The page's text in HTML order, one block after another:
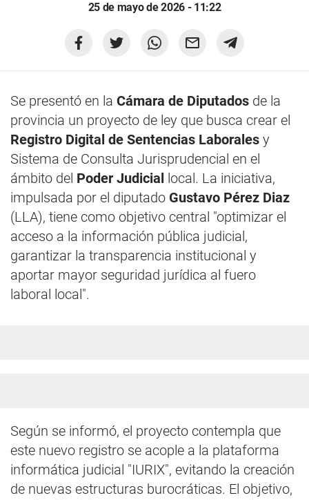
25 de mayo de 2026 - 11:22
Se presentó en la Cámara de Diputados de la
provincia un proyecto de ley que busca crear el
Registro Digital de Sentencias Laborales y
Sistema de Consulta Jurisprudencial en el
ámbito del Poder Judicial
local. La iniciativa,
impulsada por el diputado Gustavo Pérez Diaz
(LLA), tiene como objetivo central "optimizar el
acceso a la información pública judicial,
garantizar la transparencia institucional y
aportar mayor seguridad jurídica al fuero
laboral local".
Según se informó, el proyecto contempla que
este nuevo registro se acople a la plataforma
informática judicial "IURIX", evitando la creación
de nuevas estructuras burocráticas. El objetivo,